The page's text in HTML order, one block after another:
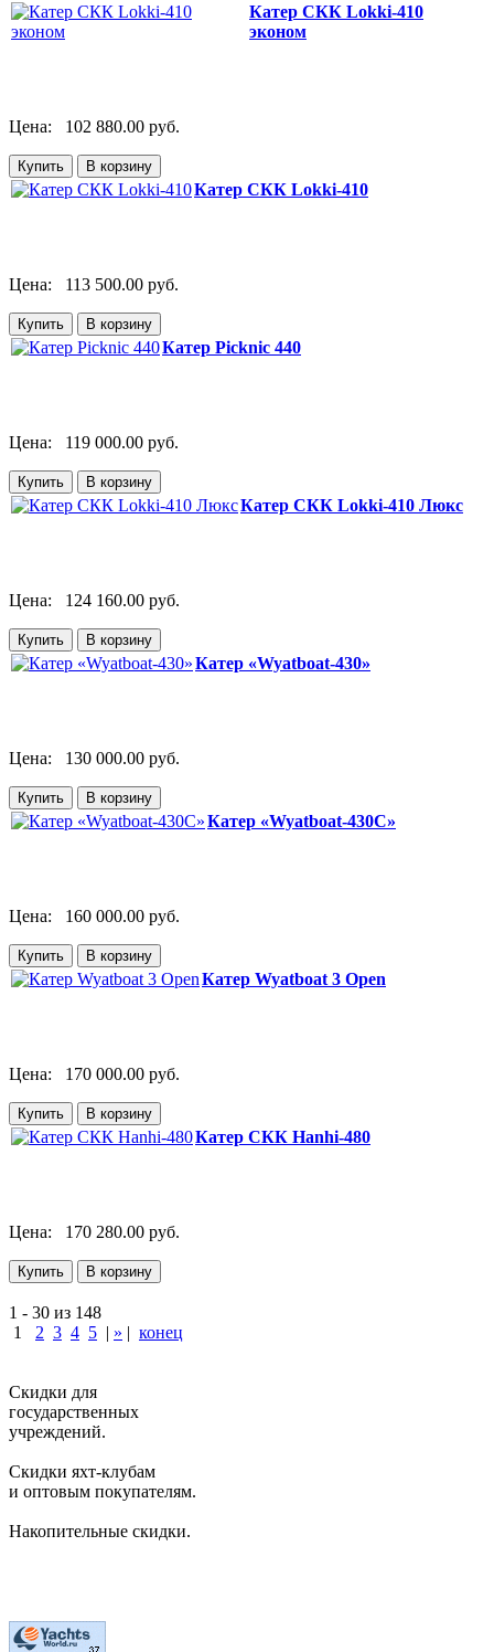
Катер СКК Lokki-410
эконом
Цена: 102 880.00 руб.
Катер СКК Lokki-410
Цена: 113 500.00 руб.
Катер Picknic 440
Цена: 119 000.00 руб.
Катер СКК Lokki-410 Люкс
Цена: 124 160.00 руб.
Катер «Wyatboat-430»
Цена: 130 000.00 руб.
Катер «Wyatboat-430C»
Цена: 160 000.00 руб.
Катер Wyatboat 3 Open
Цена: 170 000.00 руб.
Катер СКК Hanhi-480
Цена: 170 280.00 руб.
1 - 30 из 148
1
2 3 4 5 | » | конец
Скидки для
государственных
учреждений.
Скидки яхт-клубам
и оптовым покупателям.
Накопительные скидки.